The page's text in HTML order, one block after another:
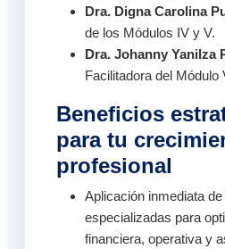
Dra. Digna Carolina
de los Módulos IV y V.
Dra. Johanny Yanilza
Facilitadora del Módulo
Beneficios
para tu
profesional
Aplicación inmediata
especializadas para
financiera, operativa y